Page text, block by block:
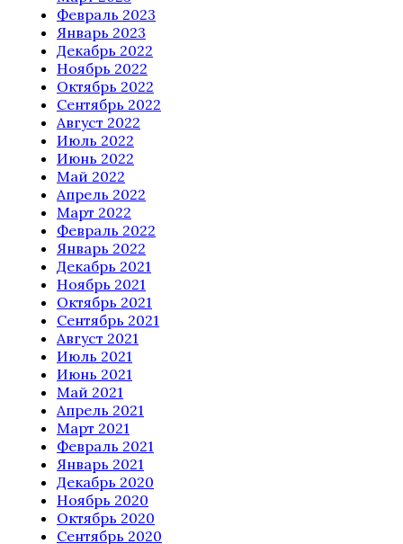
Февраль 2023
Январь 2023
Декабрь 2022
Ноябрь 2022
Октябрь 2022
Сентябрь 2022
Август 2022
Июль 2022
Июнь 2022
Май 2022
Апрель 2022
Март 2022
Февраль 2022
Январь 2022
Декабрь 2021
Ноябрь 2021
Октябрь 2021
Сентябрь 2021
Август 2021
Июль 2021
Июнь 2021
Май 2021
Апрель 2021
Март 2021
Февраль 2021
Январь 2021
Декабрь 2020
Ноябрь 2020
Октябрь 2020
Сентябрь 2020